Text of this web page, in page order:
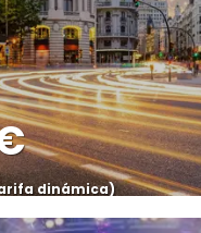
dinámica)
Ver más